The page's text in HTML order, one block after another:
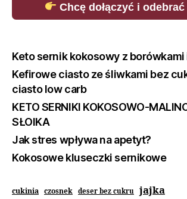
Chcę dołączyć i
Keto sernik kokosowy z borówkami
Kefirowe ciasto ze śliwkami bez
ciasto low carb
KETO SERNIKI KOKOSOWO-
SŁOIKA
Jak stres wpływa na apetyt?
Kokosowe kluseczki sernikowe
cukinia czosnek deser bez cukru jajka